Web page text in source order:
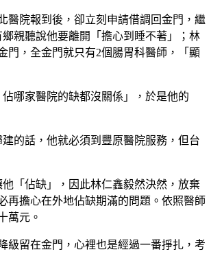
醫院報到後，卻立刻申請借調回金門，繼
親聽說他要離開「擔心到睡不著」；林
門，全金門就只有2個腸胃科醫師，「顯
哪家醫院的缺都沒關係」，於是他的
的話，他就必須到豐原醫院服務，但台
「佔缺」，因此林仁鑫毅然決然，放棄
再擔心在外地佔缺期滿的問題。依照醫師
萬元。
留在金門，心裡也是經過一番掙扎，考